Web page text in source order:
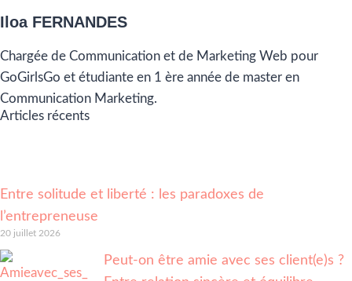
Iloa FERNANDES
Chargée de Communication et de Marketing Web pour
GoGirlsGo et étudiante en 1 ère année de master en
Communication Marketing.
Articles récents
Entre solitude et liberté : les paradoxes de
l’entrepreneuse
20 juillet 2026
Peut-on être amie avec ses client(e)s ?